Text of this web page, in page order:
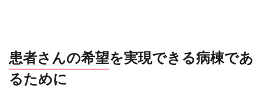
患者さんの希望を実現できる病棟であ
るために